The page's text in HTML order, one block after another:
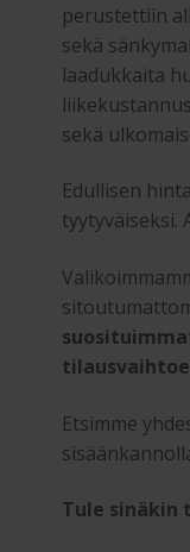
perustettiin
sekä
laadukkaita
sekä
Edullisen
tyytyväiseksi.
Etsimme
Tule sinäkin